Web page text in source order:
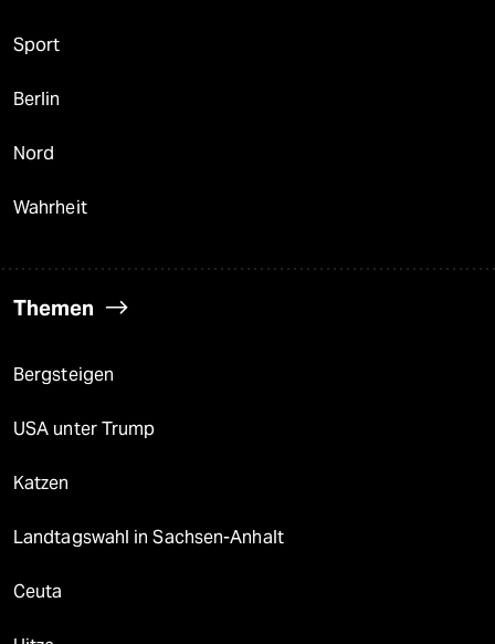
Sport
Berlin
Nord
Wahrheit
Themen
Bergsteigen
USA unter Trump
Katzen
Landtagswahl in Sachsen-Anhalt
Ceuta